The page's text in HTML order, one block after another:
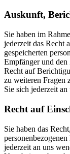
Auskunft,
Sie haben im
jederzeit das Recht
gespeicherten
Empfänger und
Recht auf
zu weiteren Fragen
Sie sich jederzeit an
Recht auf
Sie haben das
jederzeit an uns